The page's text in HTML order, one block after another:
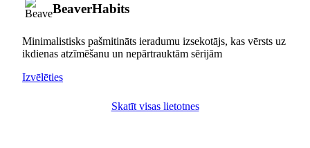
BeaverHabits
Minimalistisks pašmitināts ieradumu izsekotājs, kas vērsts uz
ikdienas atzīmēšanu un nepārtrauktām sērijām
Izvēlēties
Skatīt visas lietotnes